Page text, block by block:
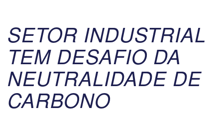
SETOR INDUSTRIAL
TEM DESAFIO DA
NEUTRALIDADE DE
CARBONO